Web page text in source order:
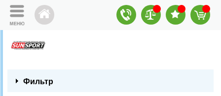
Фильтр